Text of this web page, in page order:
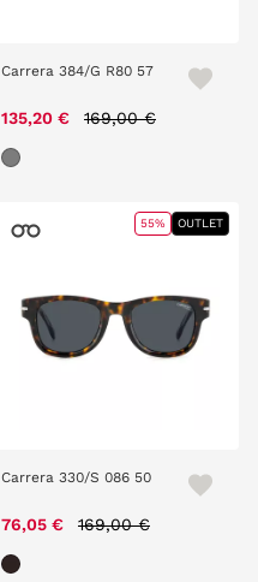
Carrera 384/G R80 57
135,20 € Price reduced from
169,00 €
Carrera 330/S 086 50
76,05 € Price reduced from
169,00 €
55% OUTLET